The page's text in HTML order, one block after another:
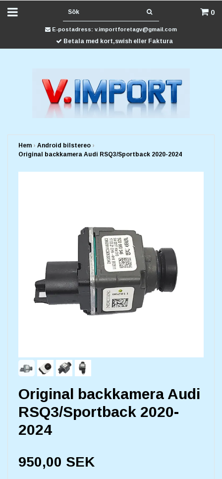
0
E-postadress: v.importforetagv@gmail.com
Betala med kort,swish eller Faktura
Hem › Android bilstereo ›
Original backkamera Audi RSQ3/Sportback 2020-2024
Original backkamera Audi
RSQ3/Sportback 2020-
2024
950,00 SEK